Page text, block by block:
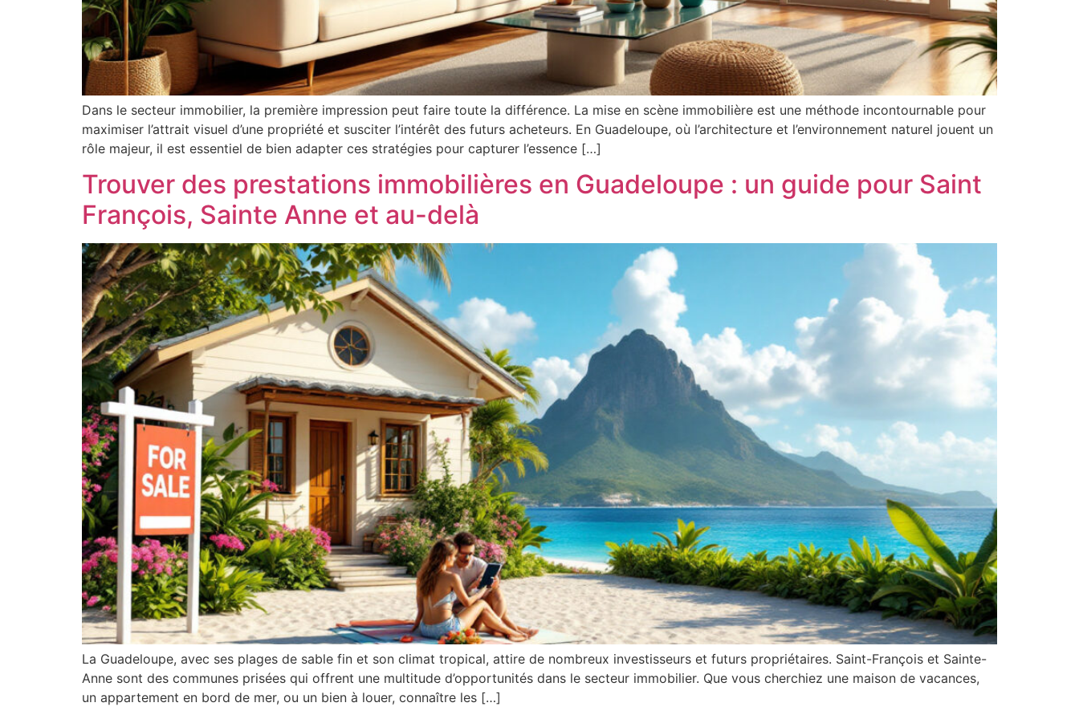
Dans le secteur immobilier, la première impression peut faire toute la différence. La mise en scène immobilière est une méthode incontournable pour
maximiser l’attrait visuel d’une propriété et susciter l’intérêt des futurs acheteurs. En Guadeloupe, où l’architecture et l’environnement naturel jouent un
rôle majeur, il est essentiel de bien adapter ces stratégies pour capturer l’essence […]
Trouver des prestations immobilières en Guadeloupe : un guide pour Saint
François, Sainte Anne et au-delà
La Guadeloupe, avec ses plages de sable fin et son climat tropical, attire de nombreux investisseurs et futurs propriétaires. Saint-François et Sainte-
Anne sont des communes prisées qui offrent une multitude d’opportunités dans le secteur immobilier. Que vous cherchiez une maison de vacances,
un appartement en bord de mer, ou un bien à louer, connaître les […]